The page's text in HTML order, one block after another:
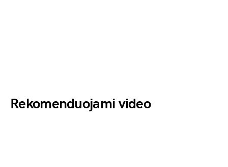
Rekomenduojami video